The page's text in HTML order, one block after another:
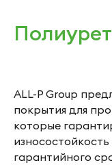
ALL-P Group
покрытия для
которые
гарантийного